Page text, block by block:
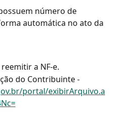
número de
automática no ato da
a NF-e.
do Contribuinte -
portal/exibirArquivo.a